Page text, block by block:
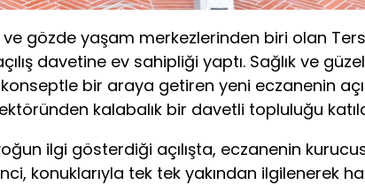
ve gözde yaşam merkezlerinden biri olan
davetine ev sahipliği yaptı. Sağlık ve
bir araya getiren yeni eczanenin
kalabalık bir davetli topluluğu
ilgi gösterdiği açılışta, eczanenin
konuklarıyla tek tek yakından ilgilenerek